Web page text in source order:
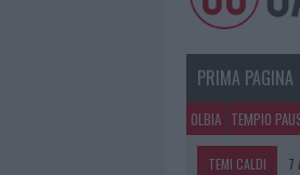
PRIMA PAGINA
OLBIA TEMPIO
TEMI CALDI 7